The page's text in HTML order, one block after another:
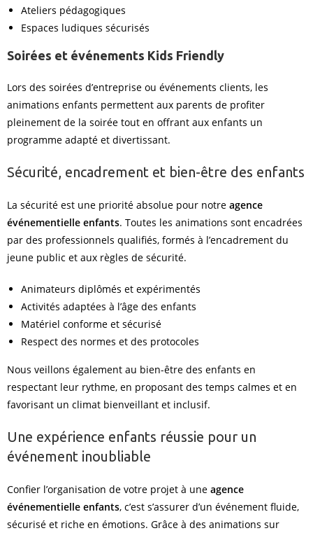
Ateliers pédagogiques
Espaces ludiques sécurisés
Soirées et événements Kids Friendly
Lors des soirées d’entreprise ou événements clients, les
animations enfants permettent aux parents de profiter
pleinement de la soirée tout en offrant aux enfants un
programme adapté et divertissant.
Sécurité, encadrement et bien-être des enfants
La sécurité est une priorité absolue pour notre agence
événementielle enfants. Toutes les animations sont encadrées
par des professionnels qualifiés, formés à l’encadrement du
jeune public et aux règles de sécurité.
Animateurs diplômés et expérimentés
Activités adaptées à l’âge des enfants
Matériel conforme et sécurisé
Respect des normes et des protocoles
Nous veillons également au bien-être des enfants en
respectant leur rythme, en proposant des temps calmes et en
favorisant un climat bienveillant et inclusif.
Une expérience enfants réussie pour un
événement inoubliable
Confier l’organisation de votre projet à une agence
événementielle enfants, c’est s’assurer d’un événement fluide,
sécurisé et riche en émotions. Grâce à des animations sur